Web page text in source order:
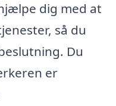
dig med at
så du
Du
er